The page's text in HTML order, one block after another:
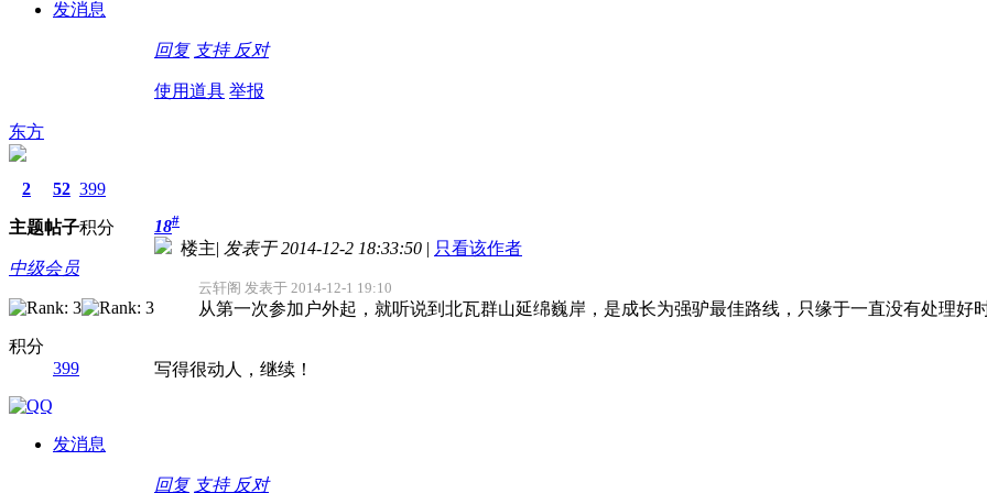
发消息
回复 支持 反对
使用道具 举报
东方
2
主题
52
帖子
399
积分
中级会员
积分
399
发消息
18#
楼主| 发表于 2014-12-2 18:33:50 | 只看该作者
云轩阁 发表于 2014-12-1 19:10
从第一次参加户外起，就听说到北瓦群山延绵巍岸，是成长为强驴最佳路线，只缘于一直没有处理好
写得很动人，继续！
回复 支持 反对